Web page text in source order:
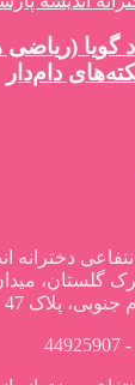
گویا
دام‌دار
دخترانه
گلستان،
پلاک 47